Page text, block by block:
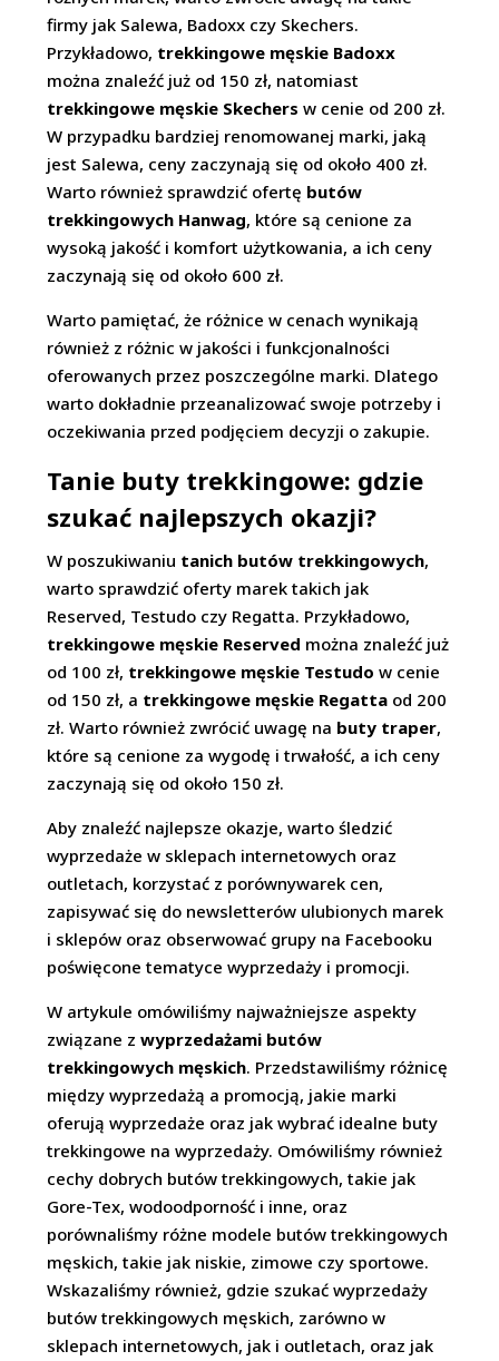
firmy jak Salewa, Badoxx czy Skechers.
Przykładowo, trekkingowe męskie Badoxx
można znaleźć już od 150 zł, natomiast
trekkingowe męskie Skechers w cenie od 200 zł.
W przypadku bardziej renomowanej marki, jaką
jest Salewa, ceny zaczynają się od około 400 zł.
Warto również sprawdzić ofertę butów
trekkingowych Hanwag, które są cenione za
wysoką jakość i komfort użytkowania, a ich ceny
zaczynają się od około 600 zł.
Warto pamiętać, że różnice w cenach wynikają
również z różnic w jakości i funkcjonalności
oferowanych przez poszczególne marki. Dlatego
warto dokładnie przeanalizować swoje potrzeby i
oczekiwania przed podjęciem decyzji o zakupie.
Tanie buty trekkingowe: gdzie
szukać najlepszych okazji?
W poszukiwaniu tanich butów trekkingowych,
warto sprawdzić oferty marek takich jak
Reserved, Testudo czy Regatta. Przykładowo,
trekkingowe męskie Reserved można znaleźć już
od 100 zł, trekkingowe męskie Testudo w cenie
od 150 zł, a trekkingowe męskie Regatta od 200
zł. Warto również zwrócić uwagę na buty traper,
które są cenione za wygodę i trwałość, a ich ceny
zaczynają się od około 150 zł.
Aby znaleźć najlepsze okazje, warto śledzić
wyprzedaże w sklepach internetowych oraz
outletach, korzystać z porównywarek cen,
zapisywać się do newsletterów ulubionych marek
i sklepów oraz obserwować grupy na Facebooku
poświęcone tematyce wyprzedaży i promocji.
W artykule omówiliśmy najważniejsze aspekty
związane zwyprzedażami butów
trekkingowych męskich. Przedstawiliśmy różnicę
między wyprzedażą a promocją, jakie marki
oferują wyprzedaże oraz jak wybrać idealne buty
trekkingowe na wyprzedaży. Omówiliśmy również
cechy dobrych butów trekkingowych, takie jak
Gore-Tex, wodoodporność i inne, oraz
porównaliśmy różne modele butów trekkingowych
męskich, takie jak niskie, zimowe czy sportowe.
Wskazaliśmy również, gdzie szukać wyprzedaży
butów trekkingowych męskich, zarówno w
sklepach internetowych, jak i outletach, oraz jak